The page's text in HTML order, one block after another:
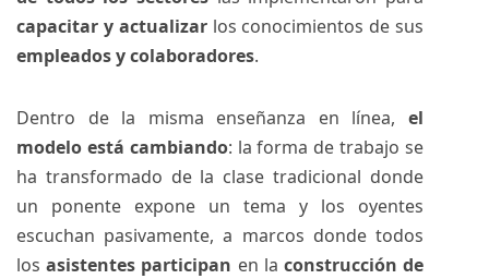
capacitar y actualizarlos conocimientos de sus
empleados y colaboradores.
Dentro de la misma enseñanza en línea, el
modelo está cambiando: la forma de trabajo se
ha transformado de la clase tradicional donde
un ponente expone un tema y los oyentes
escuchan pasivamente, a marcos donde todos
losasistentes participan en la construcción de